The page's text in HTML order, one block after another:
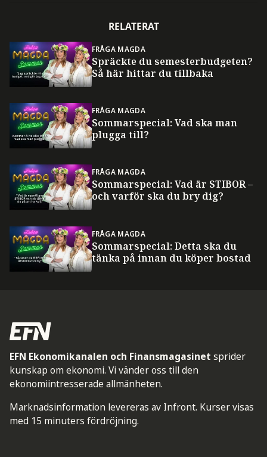
RELATERAT
FRÅGA MAGDA
Spräckte du semesterbudgeten?
Så här hittar du tillbaka
FRÅGA MAGDA
Sommarspecial: Vad ska man
plugga till?
FRÅGA MAGDA
Sommarspecial: Vad är STIBOR –
och varför ska du bry dig?
FRÅGA MAGDA
Sommarspecial: Detta ska du
tänka på innan du köper bostad
EFN Ekonomikanalen och Finansmagasinet sprider
kunskap om ekonomi. Vi vänder oss till den
ekonomiintresserade allmänheten.
Marknadsinformation levereras av Infront. Kurser visas
med 15 minuters fördröjning.